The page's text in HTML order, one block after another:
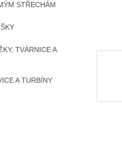
STŘECHÁM
TVÁRNICE A
A TURBÍNY